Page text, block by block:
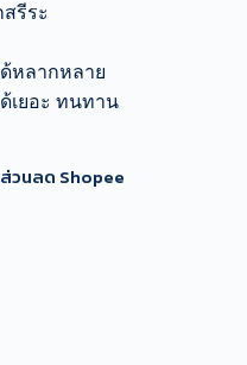
รีระ
หลากหลาย
เยอะ ทนทาน
วนลด Shopee